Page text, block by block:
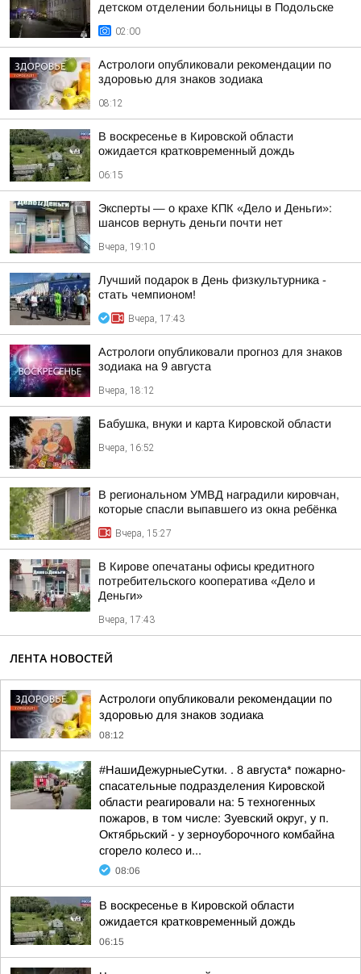
детском отделении больницы в Подольске
02:00
Астрологи опубликовали рекомендации по
здоровью для знаков зодиака
08:12
В воскресенье в Кировской области
ожидается кратковременный дождь
06:15
Эксперты — о крахе КПК «Дело и Деньги»:
шансов вернуть деньги почти нет
Вчера, 19:10
Лучший подарок в День физкультурника -
стать чемпионом!
Вчера, 17:43
Астрологи опубликовали прогноз для знаков
зодиака на 9 августа
Вчера, 18:12
Бабушка, внуки и карта Кировской области
Вчера, 16:52
В региональном УМВД наградили кировчан,
которые спасли выпавшего из окна ребёнка
Вчера, 15:27
В Кирове опечатаны офисы кредитного
потребительского кооператива «Дело и
Деньги»
Вчера, 17:43
ЛЕНТА НОВОСТЕЙ
Астрологи опубликовали рекомендации по
здоровью для знаков зодиака
08:12
#НашиДежурныеСутки. . 8 августа* пожарно-
спасательные подразделения Кировской
области реагировали на: 5 техногенных
пожаров, в том числе: Зуевский округ, у п.
Октябрьский - у зерноуборочного комбайна
сгорело колесо и...
08:06
В воскресенье в Кировской области
ожидается кратковременный дождь
06:15